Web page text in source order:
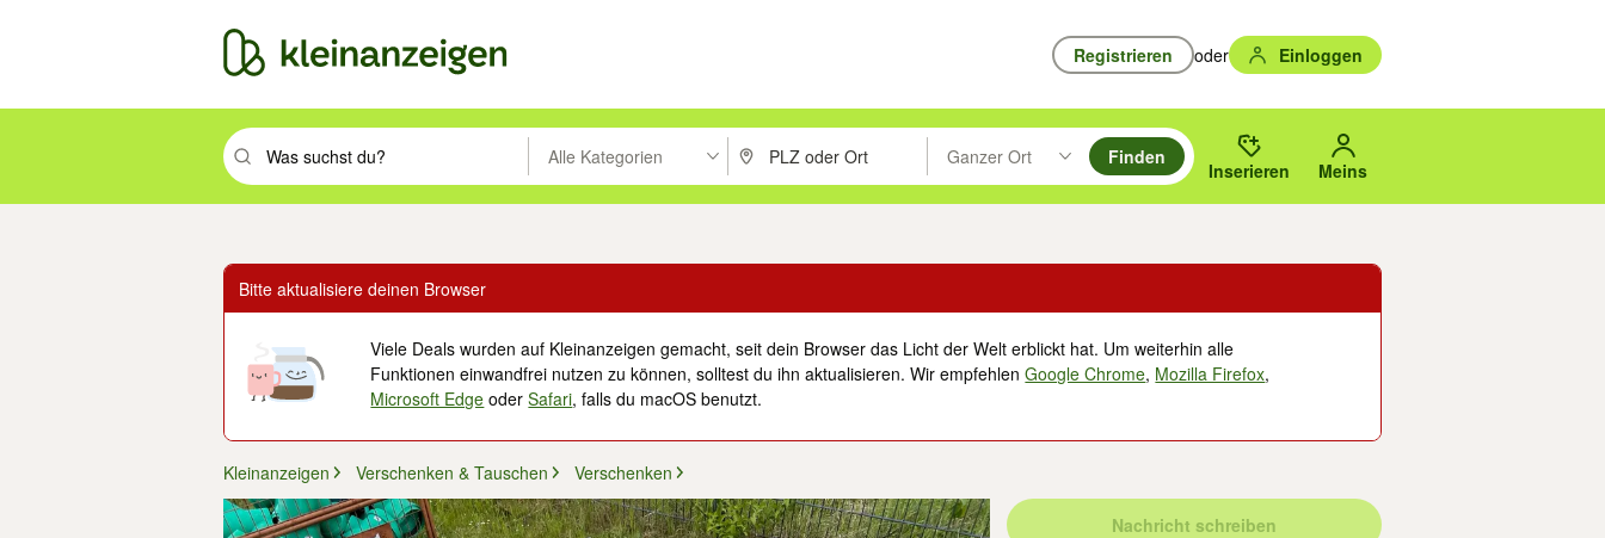
Registrieren oder Einloggen
Suchbegriff eingeben. Eingabetaste drücken um zu suchen, oder Vorschläge mit den Pfeiltasten nach oben/unten durchsuchen und mit Eingabetaste auswählen.
Alle Kategorien PLZ oder Ort eingeben. Eingabetaste drücken um zu suchen, oder Vorschläge mit den Pfeiltasten nach oben/
Ganzer Ort
Suche im Umkreis des gewählten Orts oder PLZ.
Finden
Inserieren Meins
Bitte aktualisiere deinen Browser
Viele Deals wurden auf Kleinanzeigen gemacht, seit dein Browser das Licht der Welt erblickt hat. Um weiterhin alle
Funktionen einwandfrei nutzen zu können, solltest du ihn aktualisieren. Wir empfehlenGoogle Chrome, Mozilla Firefox,
Microsoft Edge oderSafari, falls du macOS benutzt.
Kleinanzeigen Verschenken & Tauschen Verschenken
Nachricht schreiben